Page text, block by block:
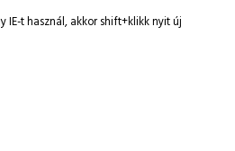
IE-t használ, akkor shift+klikk nyit új